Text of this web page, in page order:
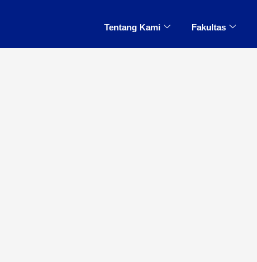
Tentang Kami Fakultas